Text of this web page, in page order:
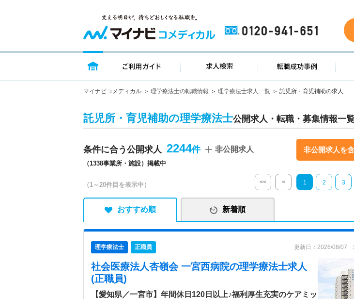
0120-941-
トップページ ご利用ガイド 求人検索 転職
マイナビコメディカル 理学療法士の転職情報 理学療法士求人一覧 託児所・育児補助の求人
託児所・育児補助の理学療法士公開求人・転職・募集情報一
条件に合う公開求人 2244
（1338事業所・施設）掲載中
非公開求人 非公開求人を
（1～20件目を表示中） << < 1 2 3
おすすめ順 新着順
理学療法士 正職員 更新日：2026/08/07
社会医療法人杏嶺会 一宮西病院の理学療法士求人
(正職員)
【愛知県／一宮市】年間休日120日以上♪福利厚生充実のケアミッ